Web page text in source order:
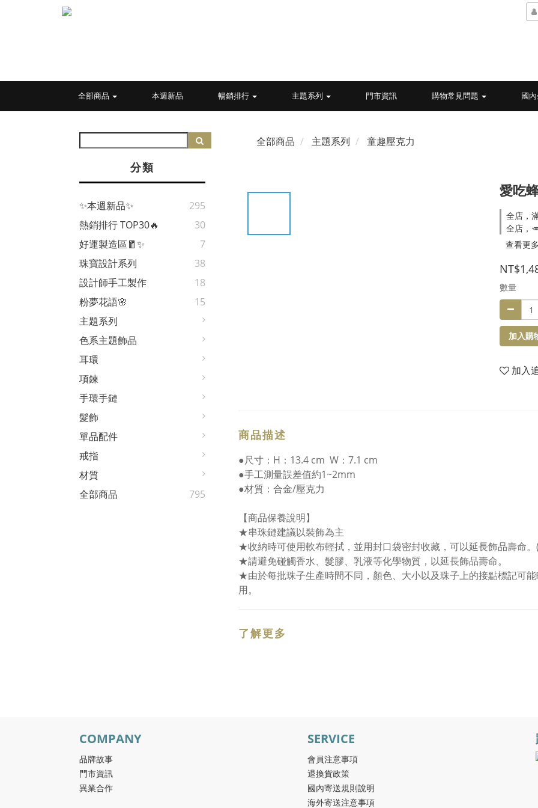
全部商品 本週新品 暢銷排行 主題系列 門市資訊 購物常見問題 國
分類
✨本週新品✨
295
熱銷排行 TOP30🔥
30
好運製造區🧧✨
7
珠寶設計系列
38
設計師手工製作
18
粉夢花語🌸
15
主題系列
色系主題飾品
耳環
項鍊
手環手鏈
髮飾
單品配件
戒指
材質
全部商品
795
全部商品 主題系列 童趣壓克力
愛吃
全店，
全店，
查看更多
數量
加入購
加入
商品描述
●尺寸：H：13.4 cm W：7.1 cm
●手工測量誤差值約1~2mm
●材質：合金/壓克力
【商品保養說明】
★串珠鏈建議以裝飾為主
★收納時可使用軟布輕拭，並用封口袋密封收藏，可以延長飾品壽命
★請避免碰觸香水、髮膠、乳液等化學物質，以延長飾品壽命。
★由於每批珠子生產時間不同，顏色、大小以及珠子上的接點標記可
用。
了解更多
COMPANY
品牌故事
門市資訊
異業合作
SERVICE
會員注意事項
退換貨政策
國內寄送規則說明
海外寄送注意事項